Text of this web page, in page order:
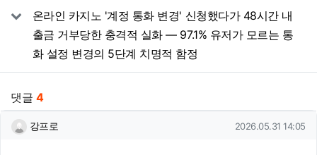
온라인 카지노 '계정 통화 변경' 신청했다가 48시간 내
출금 거부당한 충격적 실화 — 97.1% 유저가 모르는 통
화 설정 변경의 5단계 치명적 함정
댓글 4
강프로님의 댓글
강프로 작성일
2026.05.31 14:05